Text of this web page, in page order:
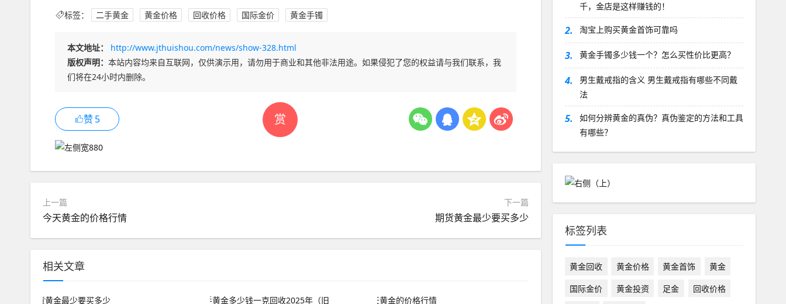
标签： 二手黄金 黄金价格 回收价格 国际金价 黄金手镯
赏
本文地址：
http://www.jthuishou.com/news/show-328.html
版权声明： 本站内容均来自互联网，仅供演示用，请勿用于商业和其他非法用途。如果侵犯了您的权益请与我们联系，我
们将在24小时内删除。
赞5
上一篇
今天黄金的价格行情
下一篇
期货黄金最少要买多少
相关文章
千，金店是这样赚钱的！
2. 淘宝上购买黄金首饰可靠吗
3. 黄金手镯多少钱一个？怎么买性价比更高？
4.
男生戴戒指的含义 男生戴戒指有哪些不同戴
法
5.
如何分辨黄金的真伪？真伪鉴定的方法和工具
有哪些？
标签列表
黄金回收 黄金价格 黄金首饰
黄金
国际金价
黄金投资 足金
回收价格